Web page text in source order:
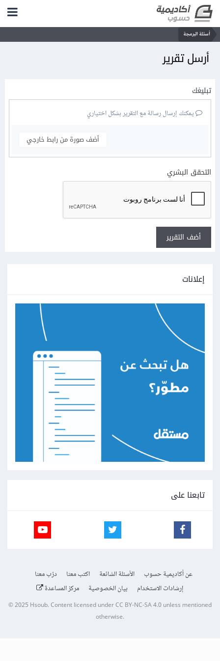
أسئلة البرمجة
أرسل تقرير
تبليغك
يمكنك إرسال رسالة مع التقرير بشكل اختياري
أضف صورة من رابط خارجي
التحقق البشري
أضف التقرير
إعلانات
تابعنا على
عن أكاديمية حسوب الأسئلة الشائعة اكتب معنا
درّب معنا
إرشادات الاستخدام
بيان الخصوصية مركز المساعدة
© 2025 Hsoub.Content licensed underCC BY-NC-SA 4.0unless mentioned
otherwise.